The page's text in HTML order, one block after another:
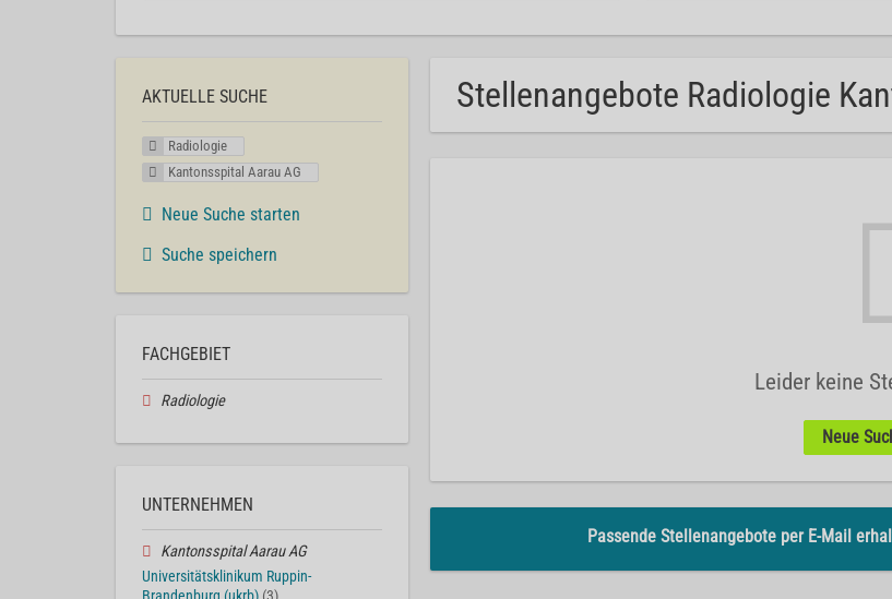
Stellenangebote Radiologie
Leider keine
Neue
Passende Stellenangebote per E-Mail
AKTUELLE SUCHE
Radiologie
Kantonsspital Aarau AG
Neue Suche starten
Suche speichern
FACHGEBIET
Radiologie
UNTERNEHMEN
Kantonsspital Aarau AG
Universitätsklinikum Ruppin-